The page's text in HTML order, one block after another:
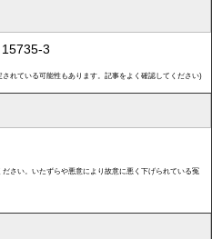
15735-3
れている可能性もあります。記事をよく確認してください)
さい。いたずらや悪意により故意に悪く下げられている冤